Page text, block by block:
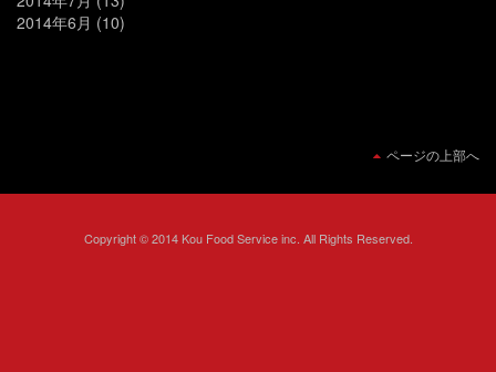
2014年6月 (10)
ページの上部へ
Copyright © 2014 Kou Food Service inc. All Rights Reserved.